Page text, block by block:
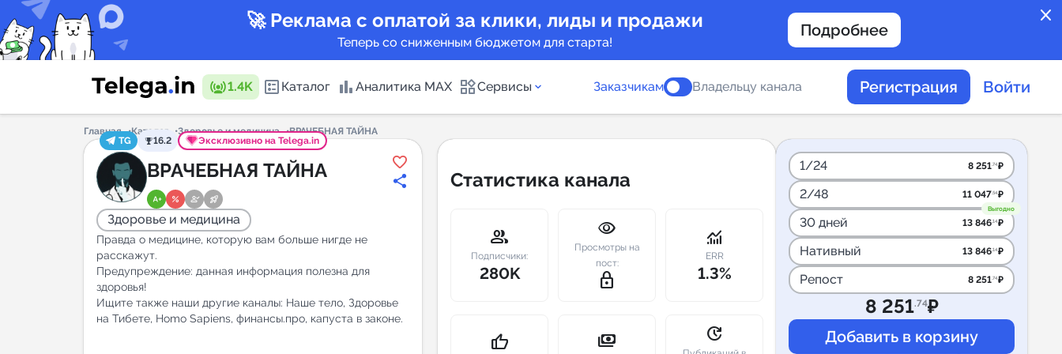
close
🚀 Реклама с оплатой за клики, лиды и продажи
Теперь со сниженным бюджетом для старта!
Подробнее
1.4K Каталог Аналитика MAX Сервисы
Каталог каналов
Горящие предложения
Индекс читаемости каналов в
Telegram
New
Аналитика MAX каналов
сопровождение
Заказчикам Владельцу канала Регистрация Войти
Главная Каталог Здоровье и медицина
ВРАЧЕБНАЯ ТАЙНА
TG
16.2 Эксклюзивно на Telega.in
ВРАЧЕБНАЯ ТАЙНА
Здоровье и медицина
Правда о медицине, которую вам больше нигде не
расскажут.
Предупреждение: данная информация полезна для
здоровья!
Ищите также наши другие каналы: Наше тело, Здоровье
на Тибете, Homo Sapiens, финансы.про, капуста в законе.
Статистика канала
group
Подписчики:
280K
visibility
Просмотры на
пост:
lock_outline
monitoring
ERR
1.3%
thumb_up payments update
1/24 8 251.74₽
2/48 11 047.54₽
Выгодно
30 дней 13 846.14₽
Нативный 13 846.14₽
Репост 8 251.74₽
8 251.74₽